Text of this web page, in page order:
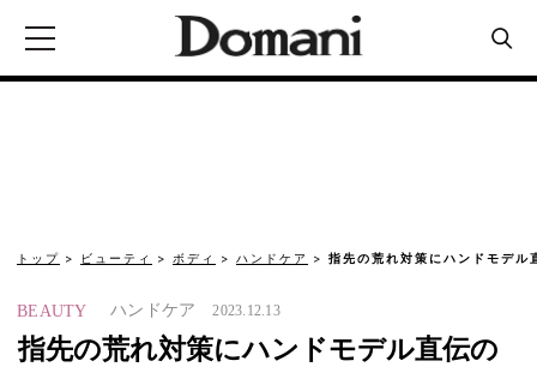
トップ ビューティ ボディ ハンドケア 指先の荒れ対策にハンドモデル
BEAUTY ハンドケア 2023.12.13
指先の荒れ対策にハンドモデル直伝の